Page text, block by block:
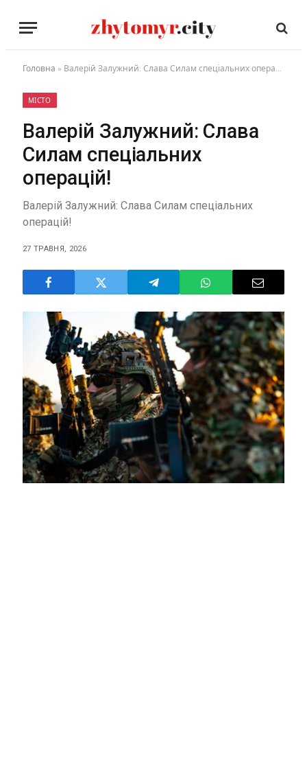
Головна » Валерій Залужний: Слава Силам спеціальних операцій!
МІСТО
Валерій Залужний: Слава
Силам спеціальних
операцій!
Валерій Залужний: Слава Силам спеціальних
операцій!
27 ТРАВНЯ, 2026